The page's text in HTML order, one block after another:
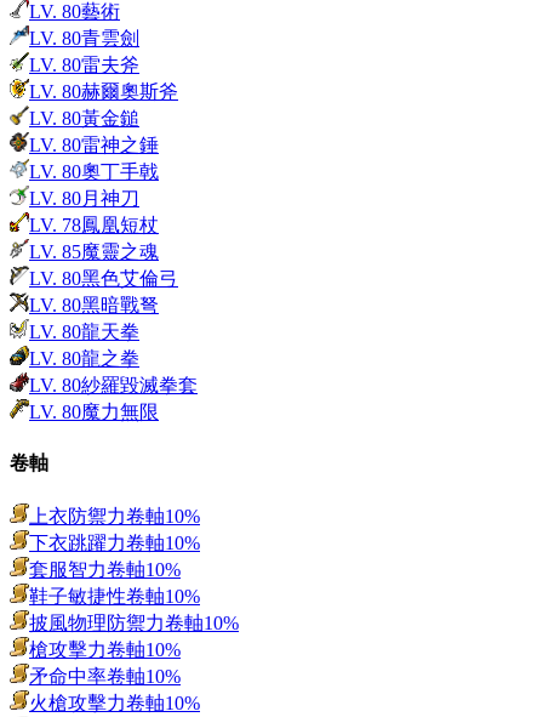
LV. 80藝術
LV. 80青雲劍
LV. 80雷夫斧
LV. 80赫爾奧斯斧
LV. 80黃金鎚
LV. 80雷神之錘
LV. 80奧丁手戟
LV. 80月神刀
LV. 78鳳凰短杖
LV. 85魔靈之魂
LV. 80黑色艾倫弓
LV. 80黑暗戰弩
LV. 80龍天拳
LV. 80龍之拳
LV. 80紗羅毀滅拳套
LV. 80魔力無限
卷軸
上衣防禦力卷軸10%
下衣跳躍力卷軸10%
套服智力卷軸10%
鞋子敏捷性卷軸10%
披風物理防禦力卷軸10%
槍攻擊力卷軸10%
矛命中率卷軸10%
火槍攻擊力卷軸10%